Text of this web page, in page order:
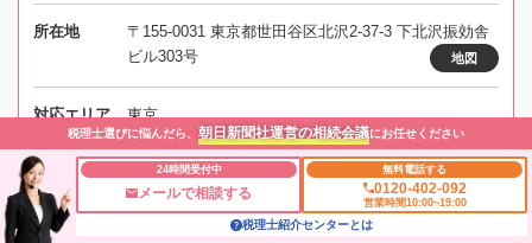
所在地
〒155-0031 東京都世田谷区北沢2-37-3 下北沢振効舎
ビル303号
地図
対応エリア 東京
事務所にメールする
税理士選びに悩んだら、 朝日新聞社運営の相続会議にお任せください
24時間受付中
メールで相談する
無料電話する
0120-402-092
営業時間10:00~19:00
税理士紹介センターとは